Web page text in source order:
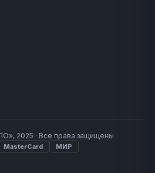
2025 · Все права защищены
MasterCard МИР